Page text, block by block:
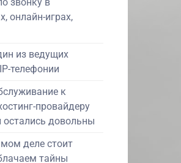
онлайн-играх,
из ведущих
телефонии
к
провайдеру
довольны
деле стоит
тайны